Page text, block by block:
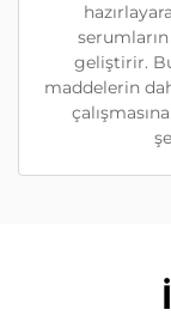
geliştirir.
maddelerin